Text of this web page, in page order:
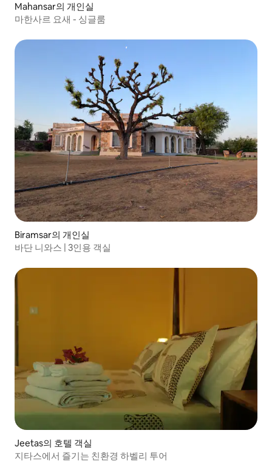
Mahansar의 개인실
마한사르 요새 - 싱글룸
Biramsar의 개인실
바단 니와스 | 3인용 객실
Jeetas의 호텔 객실
지타스에서 즐기는 친환경 하벨리 투어